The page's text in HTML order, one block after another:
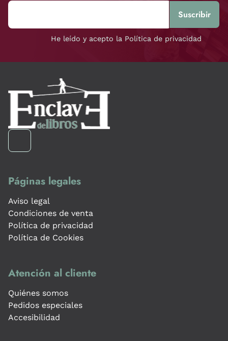
He leído y acepto la Política de privacidad
Páginas legales
Aviso legal
Condiciones de venta
Política de privacidad
Política de Cookies
Atención al cliente
Quiénes somos
Pedidos especiales
Accesibilidad